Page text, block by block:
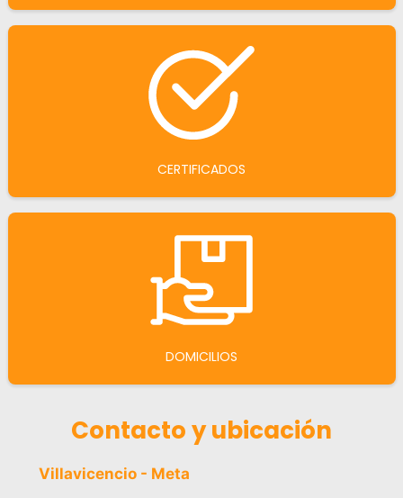
CERTIFICADOS
DOMICILIOS
Contacto y ubicación
Villavicencio - Meta